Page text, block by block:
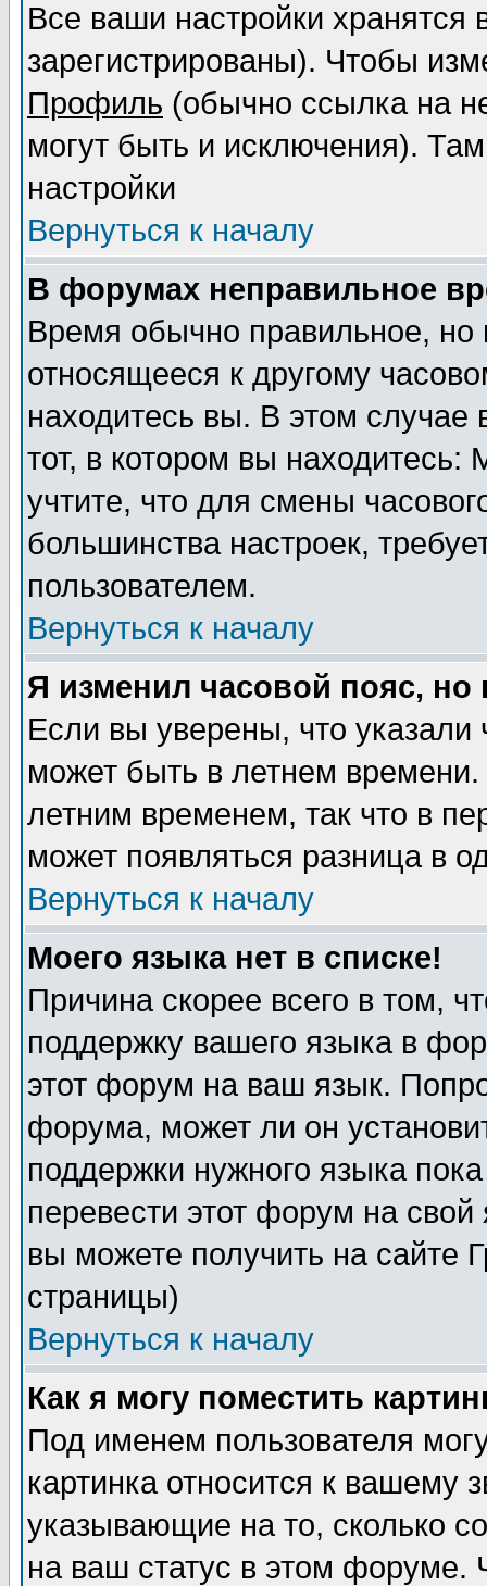
Все ваши настройки
зарегистрированы). Чтобы
Профиль (обычно ссылка на
могут быть и исключения).
настройки
Вернуться к началу
В форумах неправильное
Время обычно правильное,
относящееся к другому
находитесь вы. В этом
тот, в котором вы
учтите, что для смены
большинства настроек,
пользователем.
Вернуться к началу
Я изменил часовой пояс,
Если вы уверены, что указали
может быть в летнем
летним временем, так что в
может появляться разница в
Вернуться к началу
Моего языка нет в списке!
Причина скорее всего в том,
поддержку вашего языка в
этот форум на ваш язык.
форума, может ли он
поддержки нужного языка
перевести этот форум на
вы можете получить на сайте
страницы)
Вернуться к началу
Как я могу поместить
Под именем пользователя
картинка относится к вашему
указывающие на то, сколько
на ваш статус в этом форуме.